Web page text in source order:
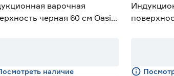
варочная
черная 60 см Oasis
наличие